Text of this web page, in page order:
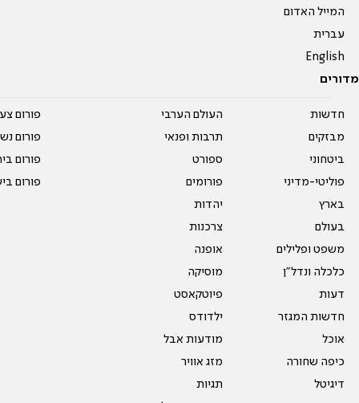
המייל האדום
עברית
English
מדורים
חדשות
מבזקים
ביטחוני
פוליטי-מדיני
בארץ
בעולם
משפט ופלילים
כלכלה ונדל"ן
דעות
חדשות המגזר
אוכל
כיפה שחורה
דיגיטל
העולם הערבי
תרבות ופנאי
ספורט
פורומים
יהדות
צרכנות
אופנה
מוסיקה
פיוטקאסט
ילדודס
מודעות אבל
מזג אוויר
תגיות
פורום
פורום
פורום
פורום